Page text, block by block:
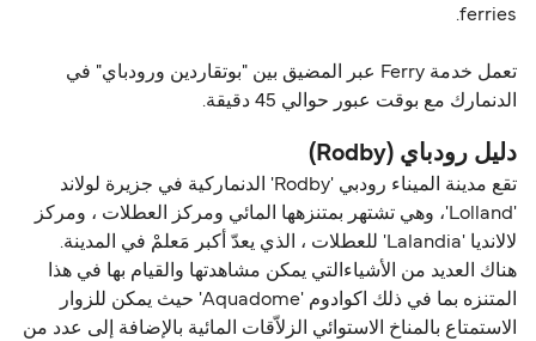
ferries.
تعمل خدمة Ferry عبر المضيق بين "بوتقاردين ورودباي" في
الدنمارك مع بوقت عبور حوالي 45 دقيقة.
دليل رودباي (Rodby)
تقع مدينة الميناء رودبي 'Rodby' الدنماركية في جزيرة لولاند
'Lolland'، وهي تشتهر بمتنزهها المائي ومركز العطلات ، ومركز
لالانديا 'Lalandia' للعطلات ، الذي يعدّ أكبر مَعلمْ في المدينة.
هناك العديد من الأشياءالتي يمكن مشاهدتها والقيام بها في هذا
المتنزه بما في ذلك اكوادوم 'Aquadome' حيث يمكن للزوار
الاستمتاع بالمناخ الاستوائي الزلاّقات المائية بالإضافة إلى عدد من